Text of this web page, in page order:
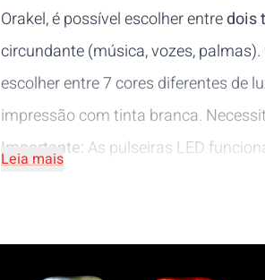
Orakel, é possível escolher entredois
circundante (música, vozes,
escolher entre 7 cores diferentes de
impressão com tinta branca.
Importante: As pulseiras LED
Leia mais